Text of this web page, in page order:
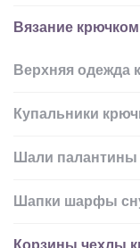
Вязание
Верхняя одежда
Купальники
Шали палантины
Шапки шарфы